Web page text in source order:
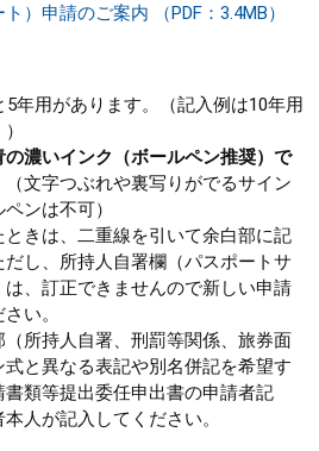
）申請のご案内 （PDF：3.4MB）
5年用があります。（記入例は10年用
の濃いインク（ボールペン推奨）で
（文字つぶれや裏写りがでるサイン
ンは不可）
きは、二重線を引いて余白部に記
し、所持人自署欄（パスポートサ
、訂正できませんので新しい申請
い。
所持人自署、刑罰等関係、旅券面
と異なる表記や別名併記を希望す
書類等提出委任申出書の申請者記
人が記入してください。